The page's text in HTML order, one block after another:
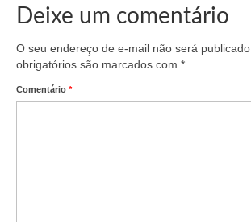
Deixe um comentário
O seu endereço de e-mail não será publicado.
obrigatórios são marcados com *
Comentário *